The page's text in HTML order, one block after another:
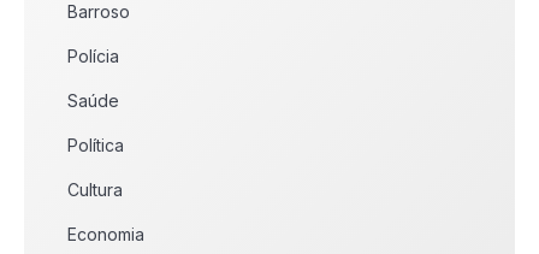
Barroso
Polícia
Saúde
Política
Cultura
Economia